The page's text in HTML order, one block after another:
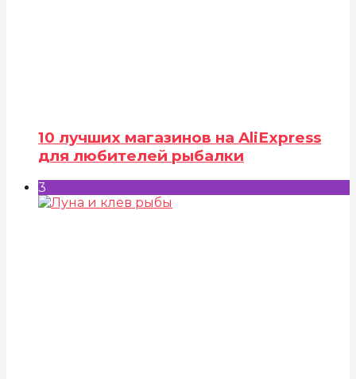
10 лучших магазинов на AliExpress
для любителей рыбалки
3